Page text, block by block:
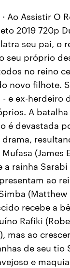
· Ao Assistir O
2019 720p
seu pai, o
seu próprio
no reino
novo filhote.
- e ex-herdeiro
A batalha
é devastada
(James
a rainha
ao
(Matthew
recebe a
Rafiki
mas ao
de seu tio
e